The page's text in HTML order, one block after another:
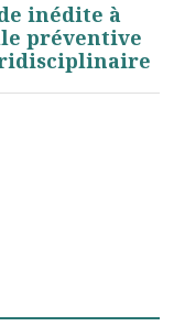
inédite à
préventive